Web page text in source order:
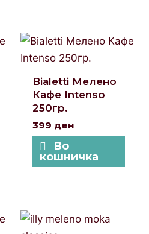
Bialetti Мелено
Кафе Intenso
250гр.
399 ден
Во
кошничка